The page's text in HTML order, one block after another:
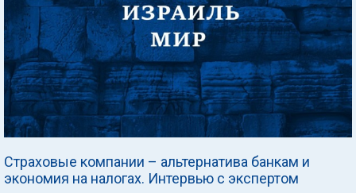
Страховые компании – альтернатива банкам и
экономия на налогах. Интервью с экспертом